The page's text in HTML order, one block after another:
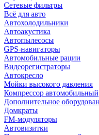
Сетевые фильтры
Всё для авто
Автохолодильники
Автоакустика
Автопылесосы
GPS-навигаторы
Автомобильные рации
Видеорегистраторы
Автокресло
Мойки высокого давления
Компрессор автомобильный
Дополнительное
Домкраты
FM-модуляторы
Автовизитки